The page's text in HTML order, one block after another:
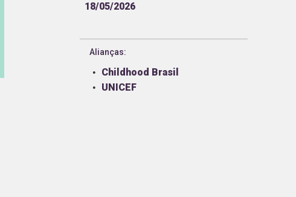
18/05/2026
Alianças:
Childhood Brasil
UNICEF